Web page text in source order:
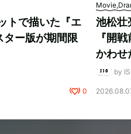
トで描いた『エ
ター版が期間限
0
池松壮
『開
かわせ
by